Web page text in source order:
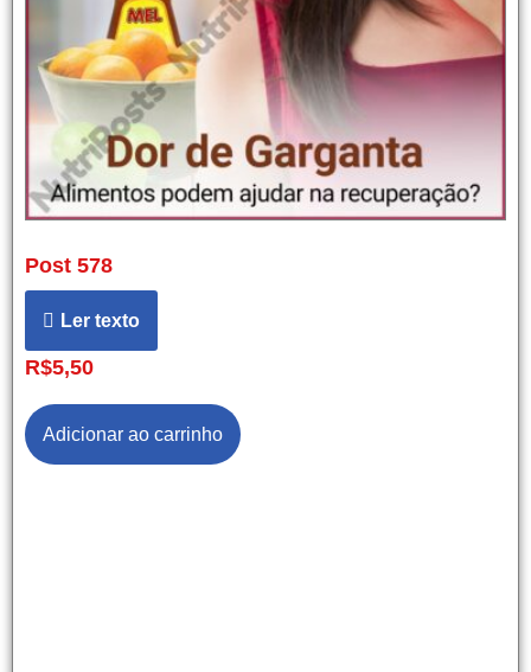
Post 578
Ler texto
R$5,50
Adicionar ao carrinho